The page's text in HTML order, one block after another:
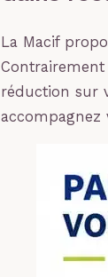
La Macif
réduction sur
accompagnez